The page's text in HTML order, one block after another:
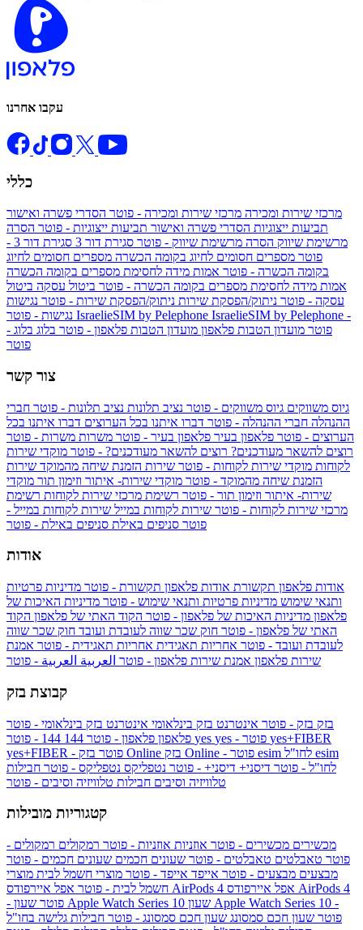
עקבו אחרנו
כללי
מרכזי שירות ומכירה מרכזי שירות ומכירה - פוטר הסדרי פשרה ואישור
תביעות ייצוגיות הסדרי פשרה ואישור תביעות ייצוגיות - פוטר הסרה
מרשימת שיווק הסרה מרשימת שיווק - פוטר סגירת דור 3
סגירת דור 3 -
פוטר מספרים חסומים לחיוג בקומה הכשרה מספרים חסומים לחיוג
בקומה הכשרה - פוטר אמות מידה לחסימת מספרים בקומה הכשרה
אמות מידה לחסימת מספרים בקומה הכשרה - פוטר ביטול עסקה ביטול
עסקה - פוטר ניתוק/הפסקת שירות ניתוק/הפסקת שירות - פוטר נגישות
IsraelieSIM by Pelephone IsraelieSIM by Pelephone -
פוטר מועדון הטבות פלאפון מועדון הטבות פלאפון - פוטר בלוג בלוג -
פוטר
צור קשר
גיוס משווקים גיוס משווקים - פוטר נציב תלונות נציב תלונות - פוטר חברי
ההנהלה חברי ההנהלה - פוטר דברו איתנו בכל הערוצים דברו איתנו בכל
הערוצים - פוטר פלאפון בעיר פלאפון בעיר - פוטר משרות משרות - פוטר
רוצים להשאר מעודכנים? רוצים להשאר מעודכנים? - פוטר מוקדי שירות
לקוחות מוקדי שירות לקוחות - פוטר שירות הזמנת שיחה מהמוקד שירות
הזמנת שיחה מהמוקד - פוטר מוקדי שירות- איתור וזימון תור מוקדי
שירות- איתור וזימון תור - פוטר רשימת מרכזי שירות לקוחות רשימת
מרכזי שירות לקוחות - פוטר שירות לקוחות במייל שירות לקוחות במייל -
פוטר סניפים באילת סניפים באילת - פוטר
אודות
אודות פלאפון תקשורת אודות פלאפון תקשורת - פוטר מדיניות פרטיות
ותנאי שימוש מדיניות פרטיות ותנאי שימוש - פוטר מדיניות האיכות של
פלאפון מדיניות האיכות של פלאפון - פוטר הקוד האתי של פלאפון הקוד
האתי של פלאפון - פוטר חוק שכר שווה לעובדת ועובד חוק שכר שווה
לעובדת ועובד - פוטר אחריות תאגידית אחריות תאגידית - פוטר אמנת
שירות פלאפון אמנת שירות פלאפון - פוטר العربية العربية - פוטר
קבוצת בזק
בזק בזק - פוטר אינטרנט בזק בינלאומי אינטרנט בזק בינלאומי - פוטר
פלאפון פלאפון - פוטר 144 yes
yes+FIBER
yes+FIBER - פוטר בזק Online
esim
לחו"ל - פוטר דיסני+ דיסני+ - פוטר נטפליקס נטפליקס - פוטר חבילות
טלוויזיה וסיבים חבילות טלוויזיה וסיבים - פוטר
קטגוריות מובילות
מכשירים מכשירים - פוטר אוזניות אוזניות - פוטר רמקולים רמקולים -
פוטר טאבלטים טאבלטים - פוטר שעונים חכמים שעונים חכמים - פוטר
מבצעים מבצעים - פוטר אייפד אייפד - פוטר מוצרי חשמל לבית מוצרי
חשמל לבית - פוטר אפל איירפודס AirPods 4 אפל איירפודס AirPods 4
- פוטר שעון Apple Watch Series 10 שעון Apple Watch Series 10 -
פוטר שעון חכם סמסונג שעון חכם סמסונג - פוטר חבילות גלישה בחו"ל